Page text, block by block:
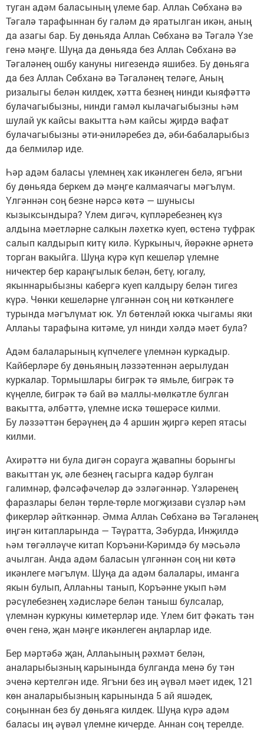
туган адәм баласының үлеме бар. Аллаһ Сөбханә вә
Тәгалә тарафыннан бу галәм дә яратылган икән, аның
да азагы бар. Бу дөньяда Аллаһ Сөбханә вә Тәгалә Үзе
генә мәңге. Шуңа да дөньяда без Аллаһ Сөбханә вә
Тәгаләнең ошбу кануны нигезендә яшибез. Бу дөньяга
да без Аллаһ Сөбханә вә Тәгаләнең теләге, Аның
ризалыгы белән килдек, хәтта безнең нинди кыяфәттә
булачагыбызны, нинди гамәл кылачагыбызны һәм
шулай ук кайсы вакытта һәм кайсы җирдә вафат
булачагыбызны әти-әниләребез дә, әби-бабаларыбыз
да белмиләр иде.
Һәр адәм баласы үлемнең хак икәнлеген белә, ягъни
бу дөньяда беркем дә мәңге калмаячагы мәгълүм.
Үлгәннән соң безне нәрсә көтә — шунысы
кызыксындыра? Үлем дигәч, күпләребезнең күз
алдына мәетләрне салкын ләхеткә куеп, өстенә туфрак
салып калдырып китү килә. Куркыныч, йөрәкне әрнетә
торган вакыйга. Шуңа күрә күп кешеләр үлемне
ничектер бер караңгылык белән, бетү, югалу,
якыннарыбызны кабергә куеп калдыру белән тигез
күрә. Чөнки кешеләрне үлгәннән соң ни көткәнлеге
турында мәгълүмат юк. Ул бөтенләй юкка чыгамы яки
Аллаһы тарафына китәме, ул нинди хәлдә мәет була?
Адәм балаларының күпчелеге үлемнән куркадыр.
Кайберләре бу дөньяның ләззәтеннән аерылудан
куркалар. Тормышлары бигрәк тә ямьле, бигрәк тә
күңелле, бигрәк тә бай вә маллы-мөлкәтле булган
вакытта, әлбәттә, үлемне искә төшерәсе килми.
Бу ләззәттән берәүнең дә 4 аршин җиргә кереп ятасы
килми.
Ахирәттә ни була дигән сорауга җавапны борынгы
вакыттан ук, әле безнең гасырга кадәр булган
галимнәр, фәлсәфәчеләр дә эзләгәннәр. Үзләренең
фаразлары белән төрле-төрле могҗизави сүзләр һәм
фикерләр әйткәннәр. Әмма Аллаһ Сөбханә вә Тәгаләнең
иңгән китапларында — Тәүратта, Зәбурда, Инҗилдә
һәм төгәлләүче китап Коръәни-Кәримдә бу мәсьәлә
ачылган. Анда адәм баласын үлгәннән соң ни көтә
икәнлеге мәгълүм. Шуңа да адәм балалары, иманга
якын булып, Аллаһны танып, Коръәнне укып һәм
рәсүлебезнең хәдисләре белән таныш булсалар,
үлемнән куркуны киметерләр иде. Үлем бит фәкать тән
өчен генә, җан мәңге икәнлеген аңларлар иде.
Бер мәртәбә җан, Аллаһының рәхмәт белән,
аналарыбызның карынында булганда менә бу тән
эченә кертелгән иде. Ягъни без иң әүвәл мәет идек, 121
көн аналарыбызның карынында 5 ай яшәдек,
соңыннан без бу дөньяга килдек. Шуңа күрә адәм
баласы иң әүвәл үлемне кичерде. Аннан соң терелде.